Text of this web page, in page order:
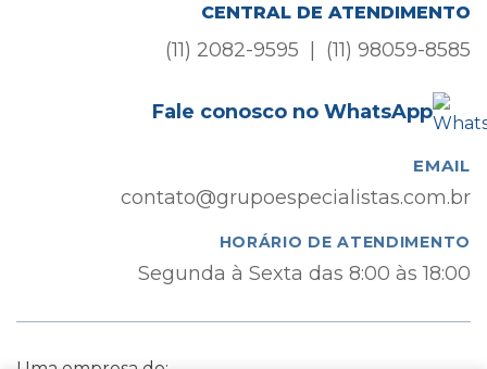
CENTRAL DE ATENDIMENTO
(11) 2082-9595 | (11) 98059-8585
Fale conosco no WhatsApp
EMAIL
contato@grupoespecialistas.com.br
HORÁRIO DE ATENDIMENTO
Segunda à Sexta das 8:00 às 18:00